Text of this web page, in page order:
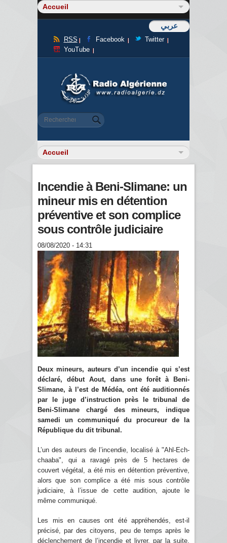
عربي
RSS Facebook
Twitter
YouTube
Formulaire de recherche
Rechercher
Incendie à Beni-Slimane: un
mineur mis en détention
préventive et son complice
sous contrôle judiciaire
08/08/2020 - 14:31
Deux mineurs, auteurs d’un incendie qui s’est
déclaré, début Aout, dans une forêt à Beni-
Slimane, à l’est de Médéa, ont été auditionnés
par le juge d’instruction près le tribunal de
Beni-Slimane chargé des mineurs, indique
samedi un communiqué du procureur de la
République du dit tribunal.
L’un des auteurs de l’incendie, localisé à "Ahl-Ech-
chaaba", qui a ravagé près de 5 hectares de
couvert végétal, a été mis en détention préventive,
alors que son complice a été mis sous contrôle
judiciaire, à l’issue de cette audition, ajoute le
même communiqué.
Les mis en causes ont été appréhendés, est-il
précisé, par des citoyens, peu de temps après le
déclenchement de l’incendie et livrer, par la suite,